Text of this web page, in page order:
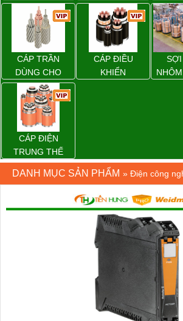
ĐIỆN XLPE
CÁP TRẦN
DÙNG CHO
ĐƯỜNG DÂY
TẢI ĐIỆN TRÊN
KHÔNG
CÁP ĐIỀU
KHIỂN
CÁP ĐIỆN
TRUNG THẾ
DANH MỤC SẢN PHẨM » Điện công